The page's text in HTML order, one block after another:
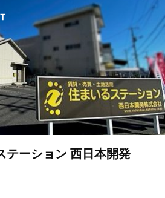
テーション 西日本開発